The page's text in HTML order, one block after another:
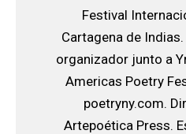
Festival
Cartagena de
organizador junto a
Americas Poetry
poetryny.com.
Artepoética Press.